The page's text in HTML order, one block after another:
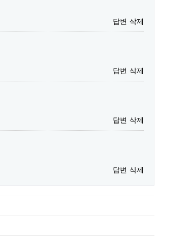
답변 삭제
답변 삭제
답변 삭제
답변 삭제